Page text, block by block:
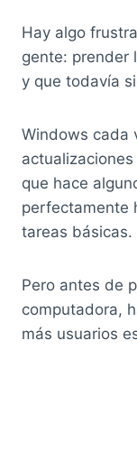
Hay algo
gente: prender
y que todavía
Windows cada
que hace
perfectamente
tareas básicas.
Pero antes de
computadora,
más usuarios